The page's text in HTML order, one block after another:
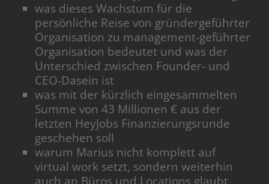
was dieses Wachstum für die
persönliche Reise von gründergeführter
Organisation zu management-geführter
Organisation bedeutet und was der
Unterschied zwischen Founder- und
CEO-Dasein ist
was mit der kürzlich eingesammelten
Summe von 43 Millionen € aus der
letzten HeyJobs Finanzierungsrunde
geschehen soll
warum Marius nicht komplett auf
virtual work setzt, sondern weiterhin